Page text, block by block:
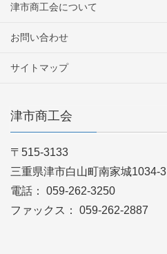
津市商工会について
お問い合わせ
サイトマップ
津市商工会
〒515-3133
三重県津市白山町南家城1034-3
電話： 059-262-3250
ファックス： 059-262-2887